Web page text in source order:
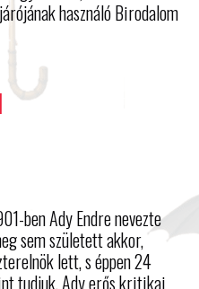
használó Birodalom
ben Ady Endre nevezte
sem született akkor,
lett, s éppen 24
tudjuk, Ady erős kritikai